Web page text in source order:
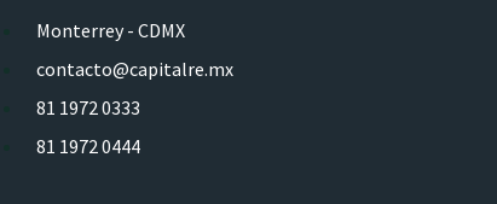
Monterrey - CDMX
contacto@capitalre.mx
81 1972 0333
81 1972 0444